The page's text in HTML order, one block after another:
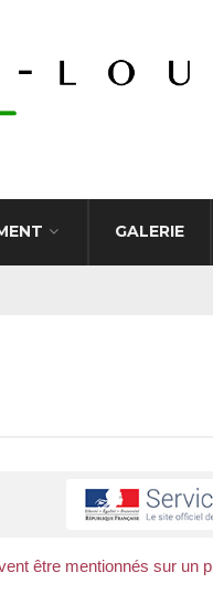
GALERIE
être mentionnés sur un